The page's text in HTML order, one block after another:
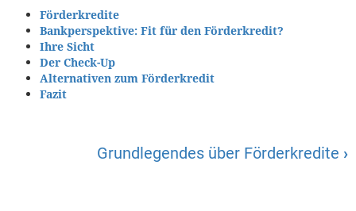
Förderkredite
Bankperspektive: Fit für den Förderkredit?
Ihre Sicht
Der Check-Up
Alternativen zum Förderkredit
Fazit
Grundlegendes über Förderkredite ›